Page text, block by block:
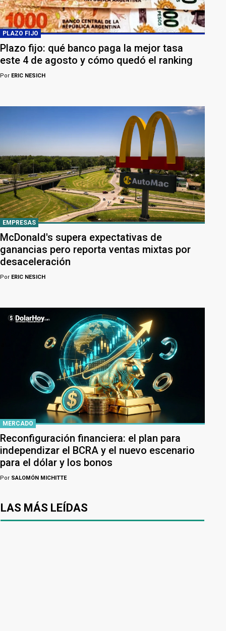
PLAZO FIJO
Plazo fijo: qué banco paga la mejor tasa
este 4 de agosto y cómo quedó el ranking
Por ERIC NESICH
EMPRESAS
McDonald's supera expectativas de
ganancias pero reporta ventas mixtas por
desaceleración
Por ERIC NESICH
MERCADO
Reconfiguración financiera: el plan para
independizar el BCRA y el nuevo escenario
para el dólar y los bonos
Por SALOMÓN MICHITTE
LAS MÁS LEÍDAS